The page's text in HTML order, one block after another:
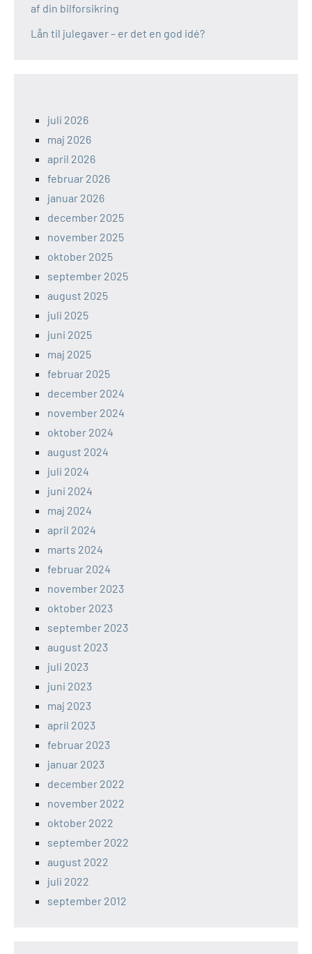
af din bilforsikring
Lån til julegaver – er det en god idé?
juli 2026
maj 2026
april 2026
februar 2026
januar 2026
december 2025
november 2025
oktober 2025
september 2025
august 2025
juli 2025
juni 2025
maj 2025
februar 2025
december 2024
november 2024
oktober 2024
august 2024
juli 2024
juni 2024
maj 2024
april 2024
marts 2024
februar 2024
november 2023
oktober 2023
september 2023
august 2023
juli 2023
juni 2023
maj 2023
april 2023
februar 2023
januar 2023
december 2022
november 2022
oktober 2022
september 2022
august 2022
juli 2022
september 2012